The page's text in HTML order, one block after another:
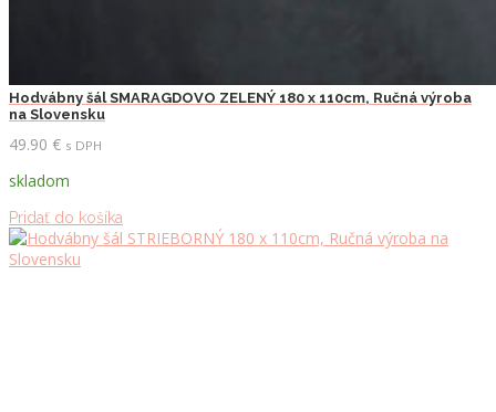
Hodvábny šál SMARAGDOVO ZELENÝ 180 x 110cm, Ručná výroba
na Slovensku
49.90 € s DPH
skladom
Pridať do košíka